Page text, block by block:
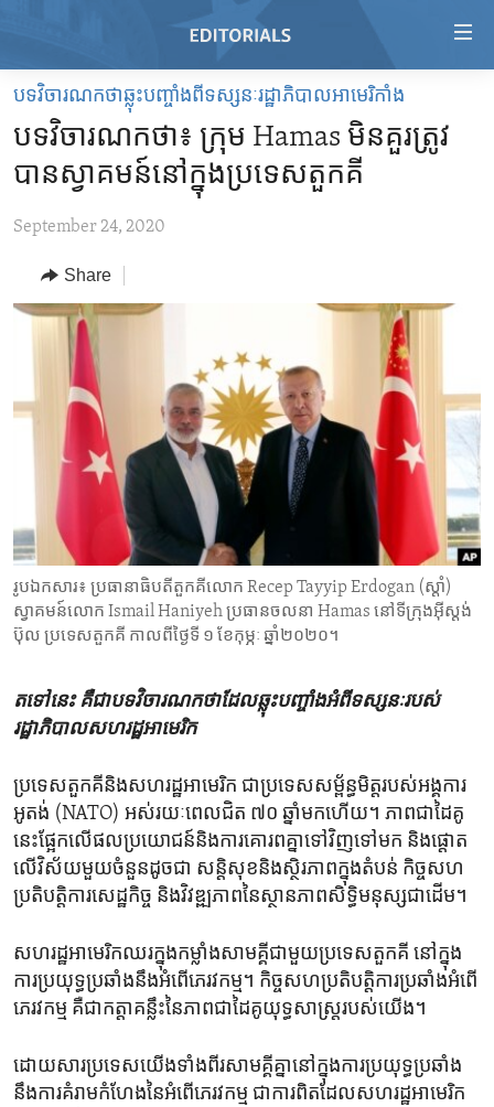
Skip
main
content
to
Navigation
Skip
HOME
RADIO
REGIONS
AFRICA
AMERICAS
ASIA
EUROPE
MIDDLE EAST
TOPICS
HUMAN RIGHTS
SECURITY AND DEFENSE
AID AND DEVELOPMENT
DEMOCRACY AND GOVERNANCE
ECONOMY AND TRADE
ENVIRONMENT AND HEALTH
IDEALS AND INSTITUTIONS
ARCHIVE
ABOUT US
FOLLOW US
បទវិចារណកថាឆ្លុះបញ្ចាំងពីទស្សនៈរដ្ឋាភិបាលអាមេរិកាំង
បទ​វិចារណកថា៖ ក្រុម Hamas មិន​គួរ​ត្រូវ​
បាន​ស្វាគមន៍​នៅ​ក្នុង​ប្រទេស​តួកគី
September 24, 2020
Share
រូបឯកសារ៖ ប្រធានាធិបតីតួកគីលោក Recep Tayyip Erdogan (ស្តាំ)
ស្វាគមន៍លោក Ismail Haniyeh ប្រធានចលនា Hamas នៅទីក្រុងអ៊ីស្ដង់
ប៊ុល ប្រទេសតួកគី កាលពីថ្ងៃទី ១ ខែកុម្ភៈ ឆ្នាំ២០២០។
តទៅនេះ​ គឺ​ជា​បទ​វិចារណកថា​ដែល​ឆ្លុះ​បញ្ចាំង​អំពី​ទស្សនៈ​របស់​
រដ្ឋាភិបាល​សហរដ្ឋ​អាមេរិក
ប្រទេស​តួកគី​និង​សហរដ្ឋ​អាមេរិក ជា​ប្រទេស​សម្ព័ន្ធមិត្ត​របស់​អង្គការ​
អូតង់ (NATO) អស់​រយៈពេល​ជិត ៧០ ឆ្នាំ​មក​ហើយ។ ភាព​ជា​ដៃគូ​
នេះ​ផ្អែក​លើ​ផល​ប្រយោជន៍​និង​ការ​គោរព​គ្នា​ទៅវិញ​ទៅ​មក និង​ផ្តោត​
លើ​វិស័យ​មួយ​ចំនួន​ដូចជា សន្តិសុខ​និង​ស្ថិរភាព​ក្នុង​តំបន់ កិច្ច​សហ​
ប្រតិបត្តិការ​សេដ្ឋកិច្ច និង​វិវឌ្ឍភាព​នៃ​ស្ថានភាព​សិទ្ធិ​មនុស្ស​ជាដើម។
សហរដ្ឋ​អាមេរិក​ឈរ​ក្នុង​កម្លាំង​សាមគ្គី​ជាមួយ​ប្រទេស​តួកគី ​នៅ​ក្នុង​
ការ​ប្រយុទ្ធ​ប្រឆាំង​នឹង​អំពើ​ភេរវកម្ម។ កិច្ច​សហ​ប្រតិបត្តិការ​ប្រឆាំង​អំពើ​
ភេរវកម្ម​ គឺ​ជា​កត្តា​គន្លឹះ​នៃ​ភាព​ជា​ដៃគូ​យុទ្ធសាស្រ្ត​របស់​យើង។
ដោយសារ​ប្រទេស​យើង​ទាំង​ពីរ​សាមគ្គី​គ្នា​នៅ​ក្នុងការ​ប្រយុទ្ធ​ប្រឆាំង​
នឹង​ការ​គំរាម​កំហែង​នៃ​អំពើ​ភេរវកម្ម ជា​ការពិត​ដែល​សហរដ្ឋ​អាមេរិក​